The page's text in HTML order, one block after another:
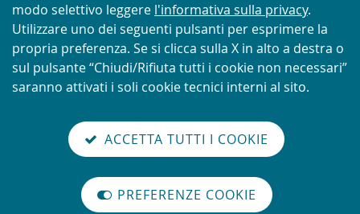
SCOPRI DI PIÙ
Cerca
nel
Organizzazione
Rapporto annuale per il 2022, n. 15 - 2023
modo selettivo leggere l'informativa sulla privacy.
Utilizzare uno dei seguenti pulsanti per esprimere la
propria preferenza. Se si clicca sulla X in alto a destra o
sul pulsante “Chiudi/Rifiuta tutti i cookie non necessari”
saranno attivati i soli cookie tecnici interni al sito.
ACCETTA TUTTI I COOKIE
PREFERENZE COOKIE